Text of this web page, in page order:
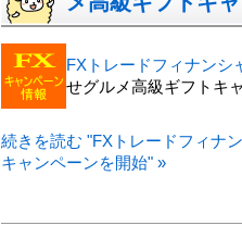
FXトレードフィナンシ
せグルメ高級ギフトキ
続きを読む "FXトレードフィナ
キャンペーンを開始" »